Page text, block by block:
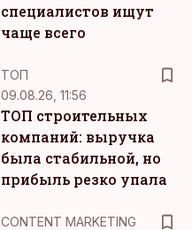
специалистов ищут
чаще всего
ТОП
09.08.26, 11:56
ТОП строительных
компаний: выручка
была стабильной, но
прибыль резко упала
CONTENT MARKETING